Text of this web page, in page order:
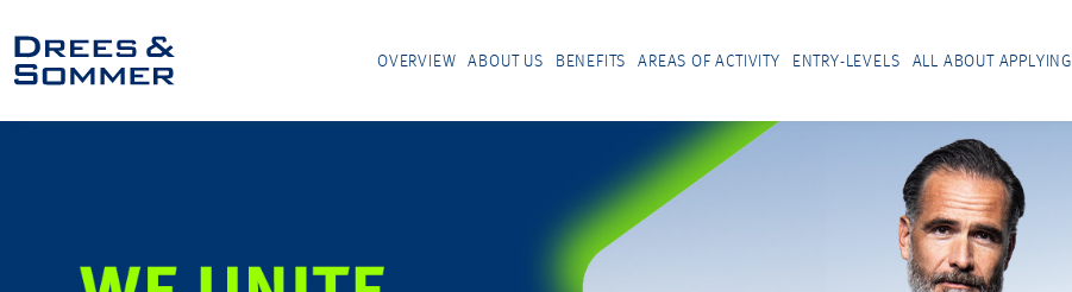
OVERVIEW ABOUT US BENEFITS AREAS OF ACTIVITY ENTRY-LEVELS ALL ABOUT APPLYING